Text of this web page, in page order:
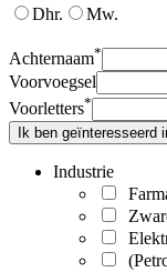
Dhr. Mw.
Achternaam*
Voorvoegsel
Voorletters*
Ik ben geïnteresseerd
Industrie